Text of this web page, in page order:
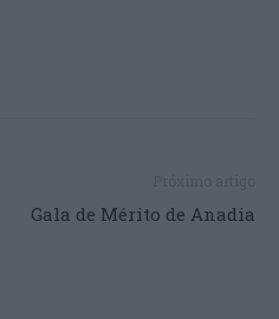
Gala de Mérito de Anadia